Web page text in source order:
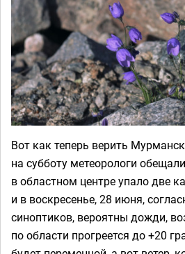
Вот как теперь верить
на субботу метеорологи
в областном центре упало две
и в воскресенье, 28 июня,
синоптиков, вероятны дожди,
по области прогреется до +20